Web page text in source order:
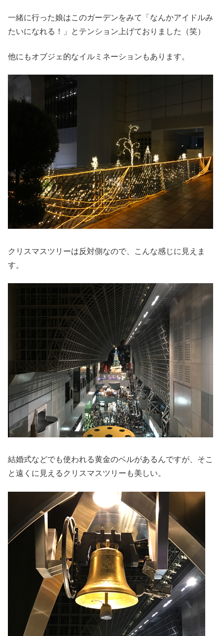
一緒に行った娘はこのガーデンをみて「なんかアイドルみ
たいになれる！」とテンション上げておりました（笑）
他にもオブジェ的なイルミネーションもあります。
クリスマスツリーは反対側なので、こんな感じに見えま
す。
結婚式などでも使われる黄金のベルがあるんですが、そこ
と遠くに見えるクリスマスツリーも美しい。